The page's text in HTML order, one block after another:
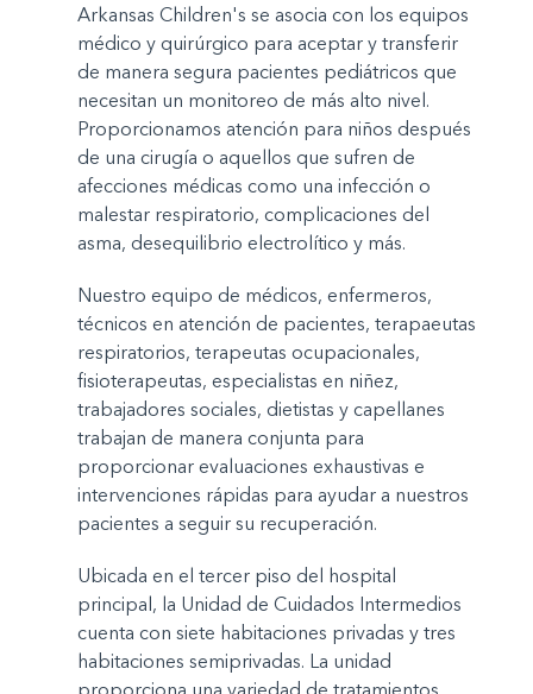
Arkansas Children's se asocia con los equipos
médico y quirúrgico para aceptar y transferir
de manera segura pacientes pediátricos que
necesitan un monitoreo de más alto nivel.
Proporcionamos atención para niños después
de una cirugía o aquellos que sufren de
afecciones médicas como una infección o
malestar respiratorio, complicaciones del
asma, desequilibrio electrolítico y más.
Nuestro equipo de médicos, enfermeros,
técnicos en atención de pacientes, terapaeutas
respiratorios, terapeutas ocupacionales,
fisioterapeutas, especialistas en niñez,
trabajadores sociales, dietistas y capellanes
trabajan de manera conjunta para
proporcionar evaluaciones exhaustivas e
intervenciones rápidas para ayudar a nuestros
pacientes a seguir su recuperación.
Ubicada en el tercer piso del hospital
principal, la Unidad de Cuidados Intermedios
cuenta con siete habitaciones privadas y tres
habitaciones semiprivadas. La unidad